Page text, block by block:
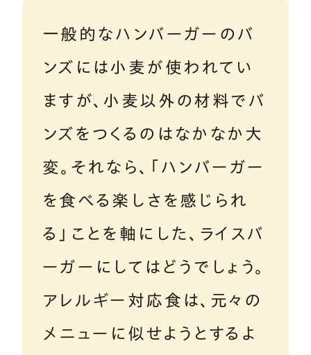
一般的なハンバーガーのバ
ンズには小麦が使われてい
ますが、小麦以外の材料でバ
ンズをつくるのはなかなか大
変。それなら、「ハンバーガー
を食べる楽しさを感じられ
る」ことを軸にした、ライスバ
ーガーにしてはどうでしょう。
アレルギー対応食は、元々の
メニューに似せようとするよ